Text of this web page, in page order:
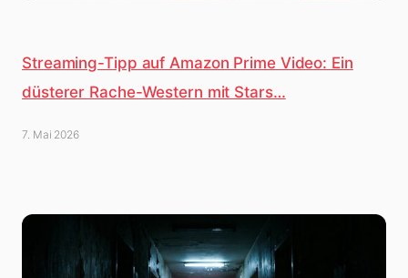
Streaming-Tipp auf Amazon Prime Video: Ein
düsterer Rache-Western mit Stars…
7. Mai 2026